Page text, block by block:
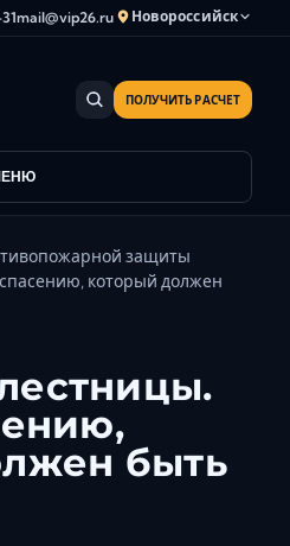
mail@vip26.ru Новороссийск
Анапа
Владикавказ
Волгодонск
Грозный
Евпатория
ПОЛУЧИТЬ РАСЧЕТ
защиты
который должен
быть